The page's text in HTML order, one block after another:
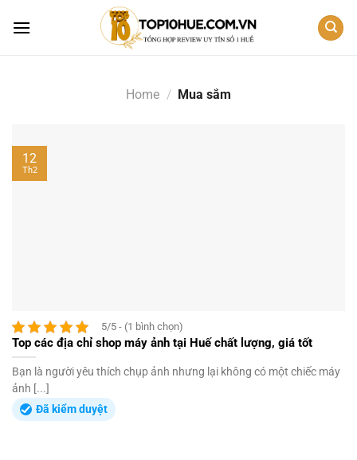
Home / Mua sắm
5/5 - (1 bình chọn)
Top các địa chỉ shop máy ảnh tại Huế chất lượng, giá tốt
Bạn là người yêu thích chụp ảnh nhưng lại không có một chiếc máy
ảnh [...]
Đã kiểm duyệt
12
Th2